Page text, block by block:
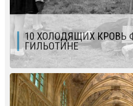
10 ХОЛОДЯЩИХ КРОВЬ
ГИЛЬОТИНЕ